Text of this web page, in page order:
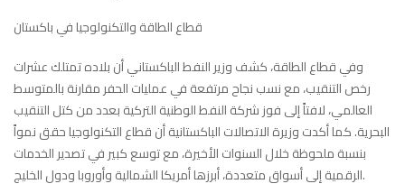
قطاع الطاقة والتكنولوجيا في باكستان
وفي قطاع الطاقة، كشف وزير النفط الباكستاني أن بلاده تمتلك عشرات
رخص التنقيب، مع نسب نجاح مرتفعة في عمليات الحفر مقارنة بالمتوسط
العالمي، لافتاً إلى فوز شركة النفط الوطنية التركية بعدد من كتل التنقيب
البحرية. كما أكدت وزيرة الاتصالات الباكستانية أن قطاع التكنولوجيا حقق نمواً
بنسبة ملحوظة خلال السنوات الأخيرة، مع توسع كبير في تصدير الخدمات
الرقمية إلى أسواق متعددة، أبرزها أمريكا الشمالية وأوروبا ودول الخليج.